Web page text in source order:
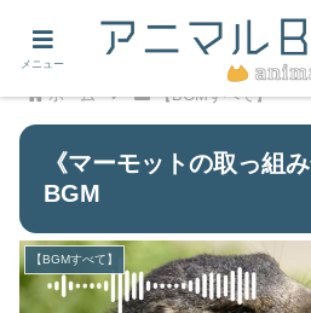
ホーム 【BGMすべて】
《マーモットの取っ組
BGM
【BGMすべて】
メニュー